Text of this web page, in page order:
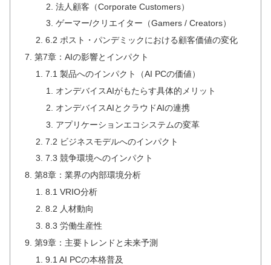
法人顧客（Corporate Customers）
ゲーマー/クリエイター（Gamers / Creators）
6.2 ポスト・パンデミックにおける顧客価値の変化
第7章：AIの影響とインパクト
7.1 製品へのインパクト（AI PCの価値）
オンデバイスAIがもたらす具体的メリット
オンデバイスAIとクラウドAIの連携
アプリケーションエコシステムの変革
7.2 ビジネスモデルへのインパクト
7.3 競争環境へのインパクト
第8章：業界の内部環境分析
8.1 VRIO分析
8.2 人材動向
8.3 労働生産性
第9章：主要トレンドと未来予測
9.1 AI PCの本格普及